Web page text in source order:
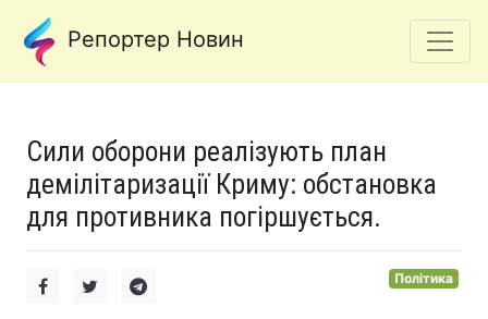
Репортер Новин
Сили оборони реалізують план
демілітаризації Криму: обстановка
для противника погіршується.
Політика